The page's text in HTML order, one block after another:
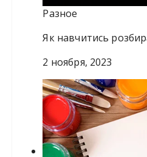
Разное
Як навчитись
2 ноября, 2023